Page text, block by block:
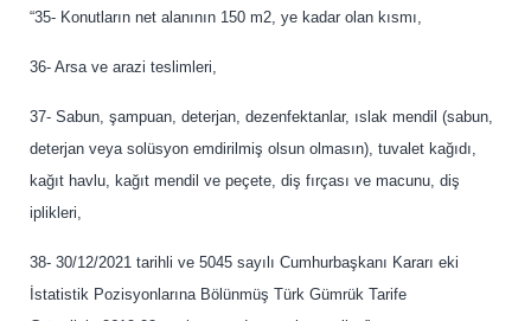
“35- Konutların net alanının 150 m2, ye kadar olan kısmı,
36- Arsa ve arazi teslimleri,
37- Sabun, şampuan, deterjan, dezenfektanlar, ıslak mendil (sabun,
deterjan veya solüsyon emdirilmiş olsun olmasın), tuvalet kağıdı,
kağıt havlu, kağıt mendil ve peçete, diş fırçası ve macunu, diş
iplikleri,
38- 30/12/2021 tarihli ve 5045 sayılı Cumhurbaşkanı Kararı eki
İstatistik Pozisyonlarına Bölünmüş Türk Gümrük Tarife